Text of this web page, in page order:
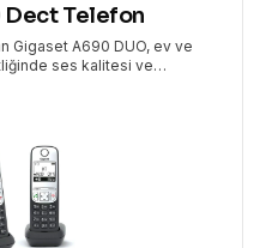
Dect Telefon
Gigaset A690 DUO, ev ve
ses kalitesi ve